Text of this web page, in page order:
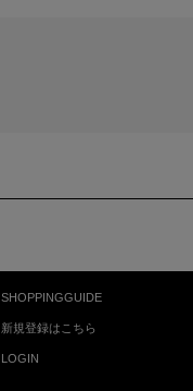
SHOPPINGGUIDE
新規登録はこちら
LOGIN